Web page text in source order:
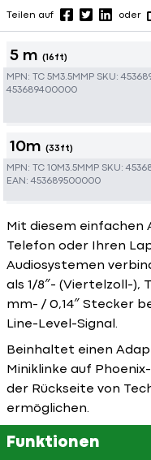
Teilen auf oder
5 m (16ft)
MPN: TC 5M3.5MMP SKU:
453689400000
10m (33ft)
MPN: TC 10M3.5MMP SKU:
EAN:453689500000
Mit diesem einfachen
Telefon oder Ihren
Audiosystemen
als 1/8″- (Viertelzoll-),
mm- / 0,14″ Stecker
Line-Level-Signal.
Beinhaltet einen
Miniklinke auf
der Rückseite von
ermöglichen.
Funktionen